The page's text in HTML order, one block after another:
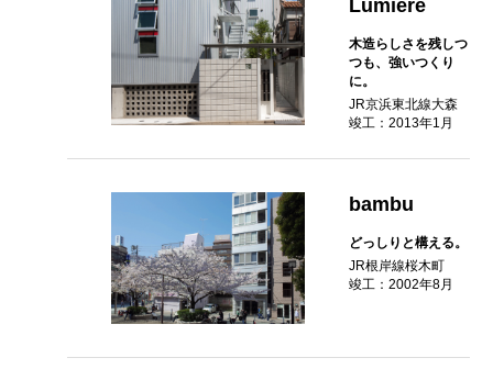
Lumiere
木造らしさを残しつ
つも、強いつくり
に。
JR京浜東北線大森
竣工：2013年1月
bambu
どっしりと構える。
JR根岸線桜木町
竣工：2002年8月